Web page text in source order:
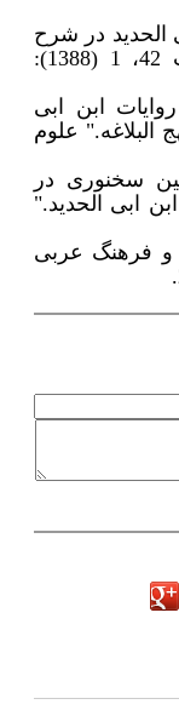
الحدید در شرح
نهج البلاغه." پژوهشهای قرآن و حدیث 42، 1 (1388):
ابن ابی
البلاغه." علوم
سخنوری در
ابی الحدید."
و فرهنگ عربی